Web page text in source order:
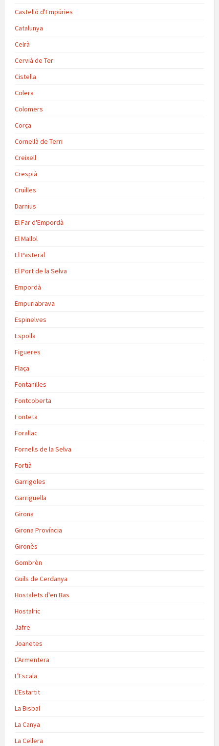
Castelló d'Empúries
Catalunya
Celrà
Cervià de Ter
Cistella
Colera
Colomers
Corça
Cornellà de Terri
Creixell
Crespià
Cruïlles
Darnius
El Far d'Empordà
El Mallol
El Pasteral
El Port de la Selva
Empordà
Empuriabrava
Espinelves
Espolla
Figueres
Flaça
Fontanilles
Fontcoberta
Fonteta
Forallac
Fornells de la Selva
Fortià
Garrigoles
Garriguella
Girona
Girona Província
Gironès
Gombrèn
Guils de Cerdanya
Hostalets d'en Bas
Hostalric
Jafre
Joanetes
L'Armentera
L'Escala
L'Estartit
La Bisbal
La Canya
La Cellera